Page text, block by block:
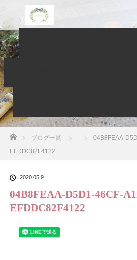
ブログ一覧
04B8FEAA-
EFDDC82F4122
2020.05.9
04B8FEAA-D5D1-46CF-
EFDDC82F4122